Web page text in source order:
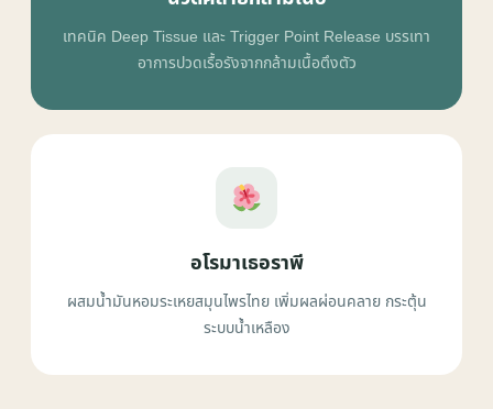
เทคนิค Deep Tissue และ Trigger Point Release บรรเทา
อาการปวดเรื้อรังจากกล้ามเนื้อตึงตัว
อโรมาเธอราพี
ผสมน้ำมันหอมระเหยสมุนไพรไทย เพิ่มผลผ่อนคลาย กระตุ้น
ระบบน้ำเหลือง